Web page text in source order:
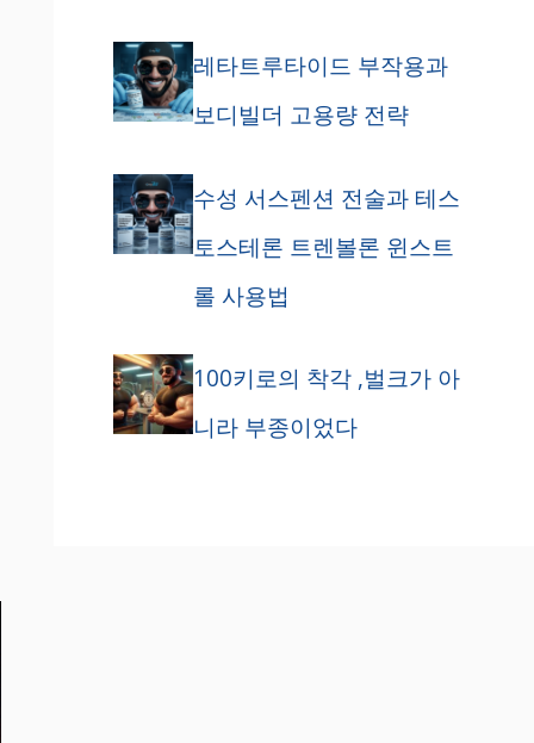
레타트루타이드 부작용과
보디빌더 고용량 전략
수성 서스펜션 전술과 테스
토스테론 트렌볼론 윈스트
롤 사용법
100키로의 착각 ,벌크가 아
니라 부종이었다